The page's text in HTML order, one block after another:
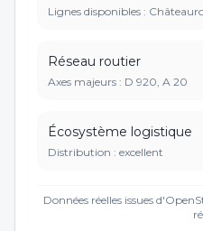
Lignes disponibles :
Réseau routier
Axes majeurs : D 920, A 20
Écosystème logistique
Distribution : excellent
Données réelles issues